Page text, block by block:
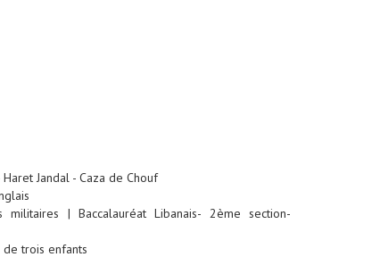
Jandal - Caza de Chouf
militaires | Baccalauréat Libanais- 2ème section-
trois enfants